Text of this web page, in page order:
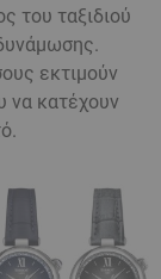
του ταξιδιού
εκτιμούν
να κατέχουν